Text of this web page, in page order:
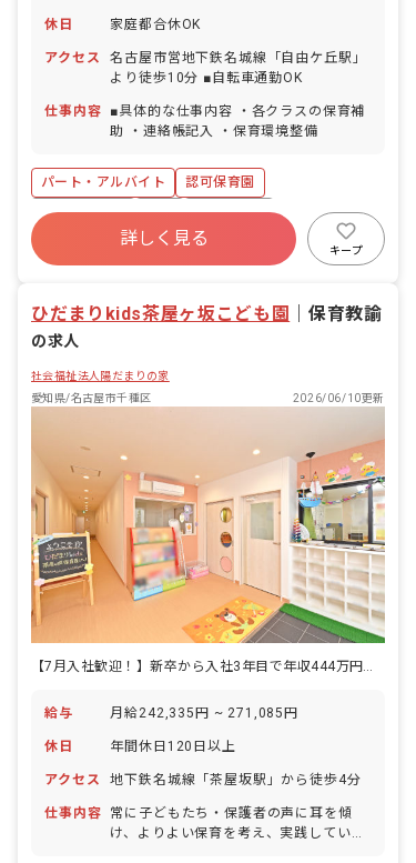
休日 家庭都合休OK
アクセス
名古屋市営地下鉄名城線「自由ケ丘駅」
より徒歩10分 ■自転車通勤OK
仕事内容
■具体的な仕事内容 ・各クラスの保育補
助 ・連絡帳記入 ・保育環境整備
パート・アルバイト
認可保育園
社会保険完備
有給
残業少なめ
社会福祉法人
未経験歓迎
新卒も歓迎
詳しく見る
キープ
ひだまりkids茶屋ヶ坂こども園 保育教諭
の求人
社会福祉法人陽だまりの家
愛知県/名古屋市千種区
2026/06/10更新
給与 月給242,335円 ~ 271,085円
休日 年間休日120日以上
アクセス 地下鉄名城線「茶屋坂駅」から徒歩4分
仕事内容
常に子どもたち・保護者の声に耳を傾
け、よりよい保育を考え、実践していく